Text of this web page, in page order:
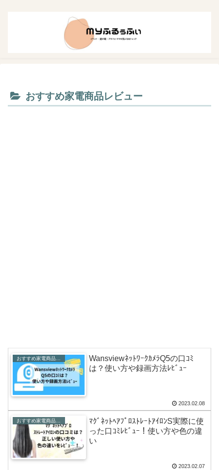
おすすめ家電商品レビュー
WansviewﾈｯﾄﾜｰｸｶﾒﾗQ5の口ｺﾐ
は？使い方や録画方法ﾚﾋﾞｭｰ
2023.02.08
おすすめ家電商品レビュー
ﾏｸﾞﾈｯﾄﾍｱﾌﾟﾛｽﾄﾚｰﾄｱｲﾛﾝS実際に使
った口ｺﾐﾚﾋﾞｭｰ！使い方や色の違
い
2023.02.07